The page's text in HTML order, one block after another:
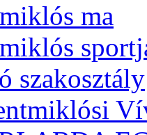
ma
szakosztály